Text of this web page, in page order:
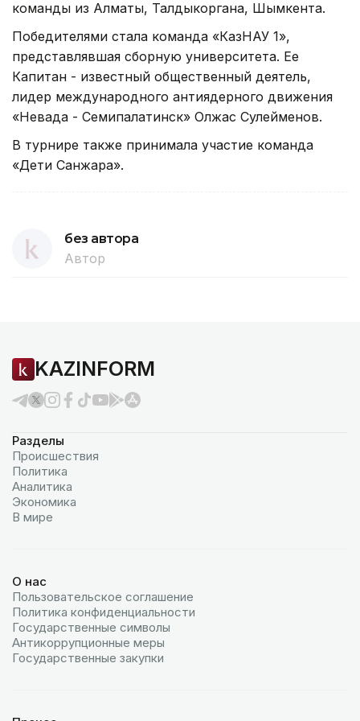
команды из Алматы, Талдыкоргана, Шымкента.
Победителями стала команда «КазНАУ 1»,
представлявшая сборную университета. Ее
Капитан - известный общественный деятель,
лидер международного антиядерного движения
«Невада - Семипалатинск» Олжас Сулейменов.
В турнире также принимала участие команда
«Дети Санжара».
без автора
Автор
KAZINFORM
Разделы
Происшествия
Политика
Аналитика
Экономика
В мире
О нас
Пользовательское соглашение
Политика конфиденциальности
Государственные символы
Антикоррупционные меры
Государственные закупки